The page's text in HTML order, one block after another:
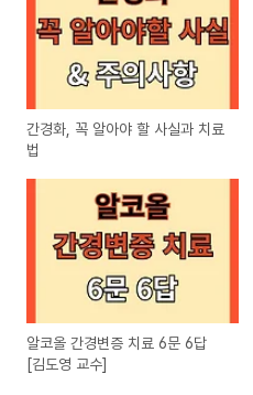
간경화, 꼭 알아야 할 사실과 치료
법
알코올 간경변증 치료 6문 6답
[김도영 교수]